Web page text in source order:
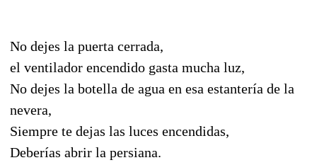
No dejes la puerta cerrada,
el ventilador encendido gasta mucha luz,
No dejes la botella de agua en esa estantería de la
nevera,
Siempre te dejas las luces encendidas,
Deberías abrir la persiana.